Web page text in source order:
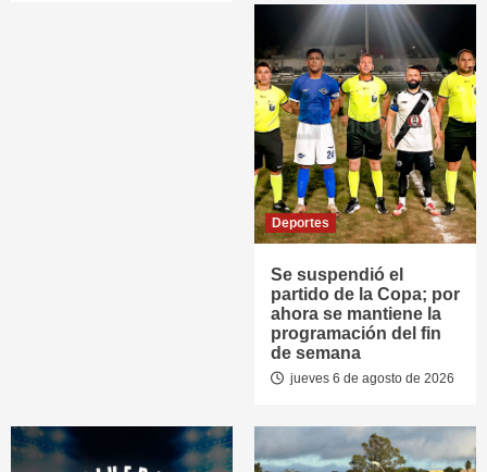
Deportes
Se suspendió el
partido de la Copa; por
ahora se mantiene la
programación del fin
de semana
jueves 6 de agosto de 2026